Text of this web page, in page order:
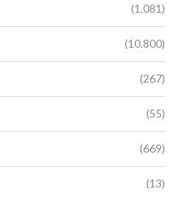
(1.081)
(10.800)
(267)
(55)
(669)
(13)